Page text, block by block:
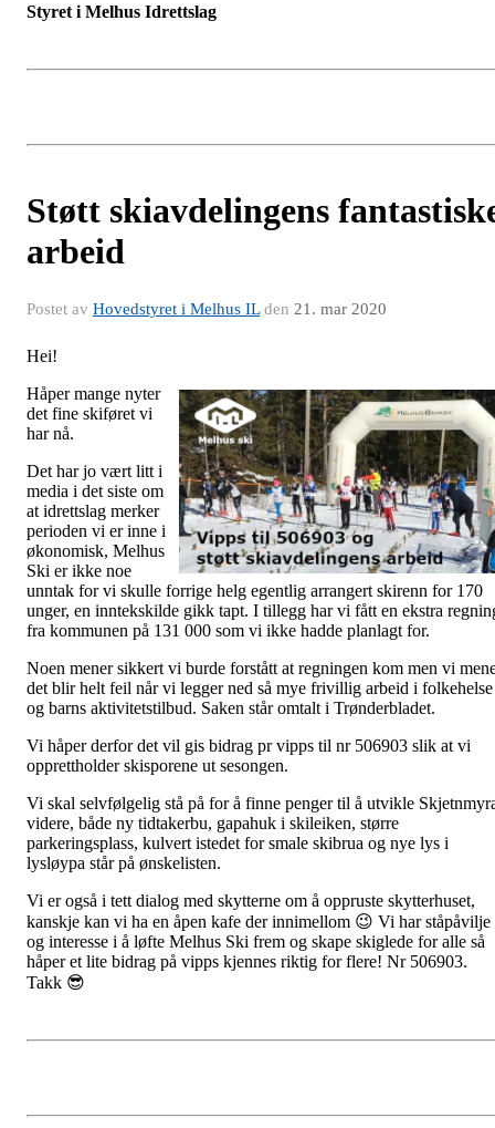
Styret i Melhus Idrettslag
Støtt skiavdelingens
arbeid
Postet av Hovedstyret i Melhus ILden 21. mar 2020
Hei!
Håper mange nyter
det fine skiføret vi
har nå.
Det har jo vært litt i
media i det siste om
at idrettslag merker
perioden vi er inne i
økonomisk, Melhus
Ski er ikke noe
unntak for vi skulle forrige helg egentlig arrangert skirenn for 170
unger, en inntekskilde gikk tapt. I tillegg har vi fått en ekstra
fra kommunen på 131 000 som vi ikke hadde planlagt for.
Noen mener sikkert vi burde forstått at regningen kom men vi
det blir helt feil når vi legger ned så mye frivillig arbeid i folkehelse
og barns aktivitetstilbud. Saken står omtalt i Trønderbladet.
Vi håper derfor det vil gis bidrag pr vipps til nr 506903 slik at vi
opprettholder skisporene ut sesongen.
Vi skal selvfølgelig stå på for å finne penger til å utvikle
videre, både ny tidtakerbu, gapahuk i skileiken, større
parkeringsplass, kulvert istedet for smale skibrua og nye lys i
lysløypa står på ønskelisten.
Vi er også i tett dialog med skytterne om å oppruste skytterhuset,
kanskje kan vi ha en åpen kafe der innimellom 😉 Vi har ståpåvilje
og interesse i å løfte Melhus Ski frem og skape skiglede for alle så
håper et lite bidrag på vipps kjennes riktig for flere! Nr 506903.
Takk 😎